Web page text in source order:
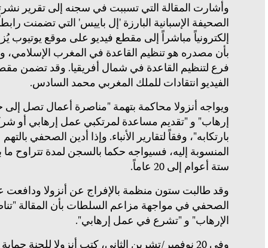
وأشارت المقالة التي تسببت في سجنه إلى تقرير
الصحيفة الإسبانية البارزة 'إل باييس' التي تضمنت
إلكترونياً مباشراً إلى مقطع فيديو على موقع يوتيوب
بأن مصدره هو تنظيم القاعدة في المغرب الإسلامي،
فرع لتنظيم القاعدة في شمال أفريقيا. وقد تضمن
الفيديو انتقادات للملك المغربي محمد السادس.
ويواجه أنزولا محاكمة بتهمة "مناصرة أعمال تصل إلى
إرهاب" و "تقديم مساعدة لمرتكبي عمل إرهابي أو
بارتكابه"، وفقاً لتقارير الأنباء. وإذا أدين الصحفي بالتهم
المنسوبة إليه، فسيواجه حكما بالسجن لمدة تتراوح ما
ستة أعوام إلى 20 عاماً.
وقد طالبت ستون منظمة بالإفراج عن أنزولا
الصحفي في مواجهة مزاعم السلطات بأن المقالة
الإرهاب" و "تشرع في عمل إرهابي".